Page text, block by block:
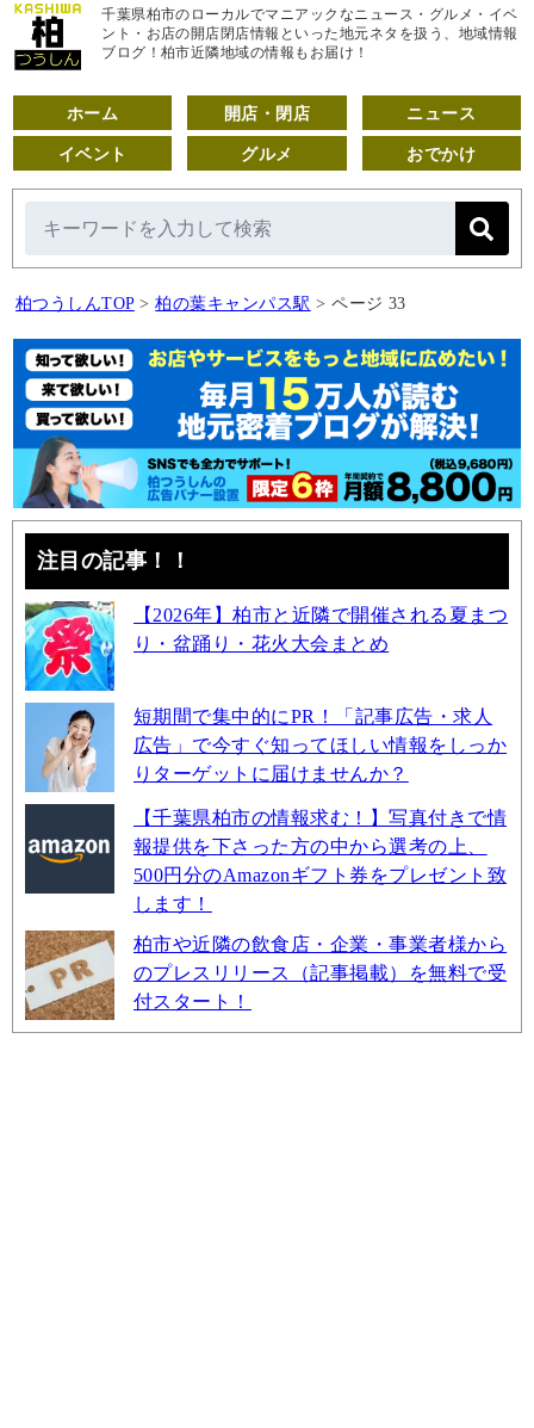
千葉県柏市のローカルでマニアックなニュース・グルメ・イベ
ント・お店の開店閉店情報といった地元ネタを扱う、地域情報
ブログ！柏市近隣地域の情報もお届け！
ホーム 開店・閉店 ニュース
イベント グルメ おでかけ
柏つうしんTOP > 柏の葉キャンパス駅 > ページ 33
注目の記事！！
【2026年】柏市と近隣で開催される夏まつ
り・盆踊り・花火大会まとめ
短期間で集中的にPR！「記事広告・求人
広告」で今すぐ知ってほしい情報をしっか
りターゲットに届けませんか？
【千葉県柏市の情報求む！】写真付きで情
報提供を下さった方の中から選考の上、
500円分のAmazonギフト券をプレゼント致
します！
柏市や近隣の飲食店・企業・事業者様から
のプレスリリース（記事掲載）を無料で受
付スタート！